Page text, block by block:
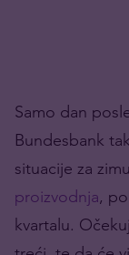
Samo dan
Bundesbank
situacije za
proizvodnja,
kvartalu.